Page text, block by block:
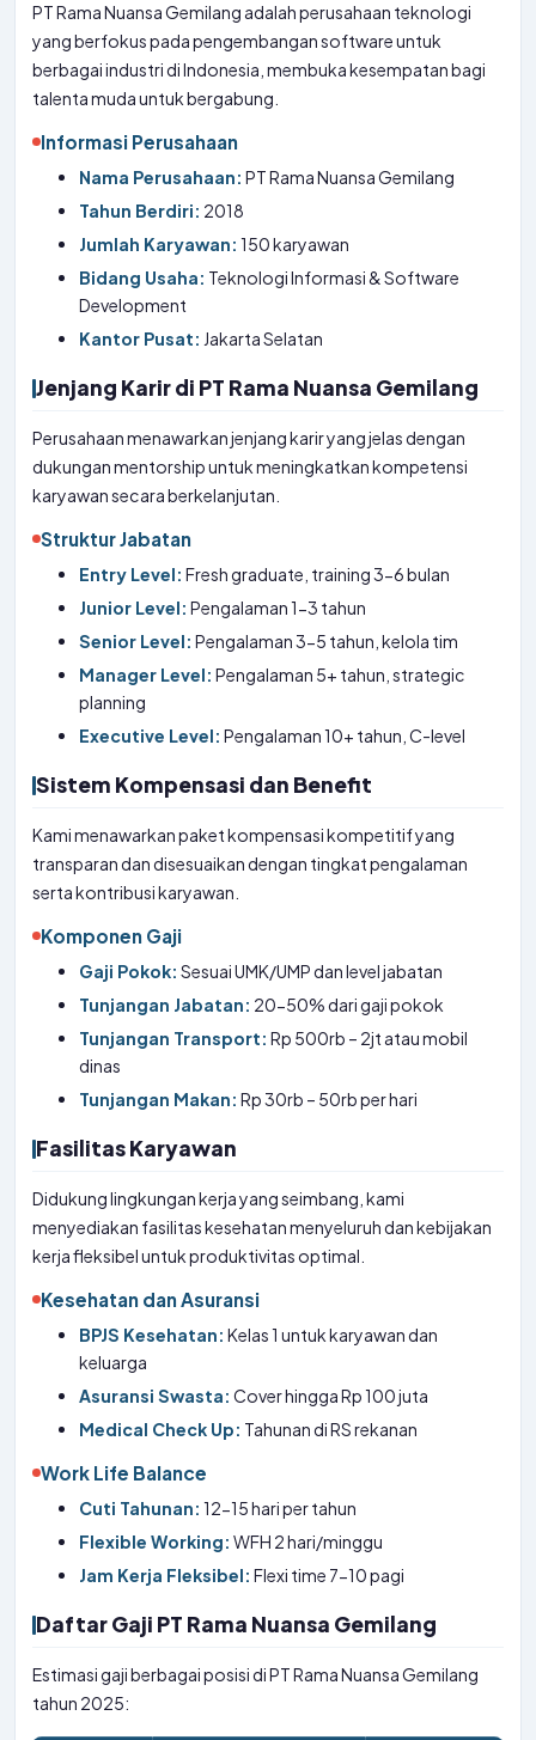
PT Rama Nuansa Gemilang adalah perusahaan teknologi
yang berfokus pada pengembangan software untuk
berbagai industri di Indonesia, membuka kesempatan bagi
talenta muda untuk bergabung.
Informasi Perusahaan
Nama Perusahaan: PT Rama Nuansa Gemilang
Tahun Berdiri: 2018
Jumlah Karyawan: 150 karyawan
Bidang Usaha: Teknologi Informasi & Software
Development
Kantor Pusat: Jakarta Selatan
Jenjang Karir di PT Rama Nuansa Gemilang
Perusahaan menawarkan jenjang karir yang jelas dengan
dukungan mentorship untuk meningkatkan kompetensi
karyawan secara berkelanjutan.
Struktur Jabatan
Entry Level: Fresh graduate, training 3-6 bulan
Junior Level: Pengalaman 1-3 tahun
Senior Level: Pengalaman 3-5 tahun, kelola tim
Manager Level: Pengalaman 5+ tahun, strategic
planning
Executive Level: Pengalaman 10+ tahun, C-level
Sistem Kompensasi dan Benefit
Kami menawarkan paket kompensasi kompetitif yang
transparan dan disesuaikan dengan tingkat pengalaman
serta kontribusi karyawan.
Komponen Gaji
Gaji Pokok: Sesuai UMK/UMP dan level jabatan
Tunjangan Jabatan: 20-50% dari gaji pokok
Tunjangan Transport: Rp 500rb – 2jt atau mobil
dinas
Tunjangan Makan: Rp 30rb – 50rb per hari
Fasilitas Karyawan
Didukung lingkungan kerja yang seimbang, kami
menyediakan fasilitas kesehatan menyeluruh dan kebijakan
kerja fleksibel untuk produktivitas optimal.
Kesehatan dan Asuransi
BPJS Kesehatan: Kelas 1 untuk karyawan dan
keluarga
Asuransi Swasta: Cover hingga Rp 100 juta
Medical Check Up: Tahunan di RS rekanan
Work Life Balance
Cuti Tahunan: 12-15 hari per tahun
Flexible Working: WFH 2 hari/minggu
Jam Kerja Fleksibel: Flexi time 7-10 pagi
Daftar Gaji PT Rama Nuansa Gemilang
Estimasi gaji berbagai posisi di PT Rama Nuansa Gemilang
tahun 2025: